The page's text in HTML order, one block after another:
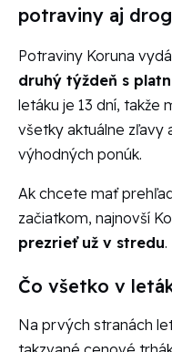
potraviny aj
Potraviny Koruna
druhý týždeň s
letáku je 13 dní, takže
všetky aktuálne zľavy
výhodných ponúk.
Ak chcete mať
začiatkom, najnovší
prezrieť už v stredu.
Čo všetko v
Na prvých stranách